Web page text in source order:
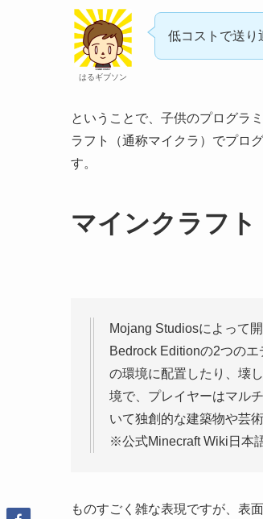
はるギブソン
低コストで送り
ということで、子供のプログラ
ラフト（通称マイクラ）でプロ
す。
マインクラフ
Mojang Studiosによって
Bedrock Editionの2つの
の環境に配置したり、壊
境で、プレイヤーはマル
いて独創的な建築物や芸
※公式Minecraft Wiki日本
ものすごく雑な表現ですが、表